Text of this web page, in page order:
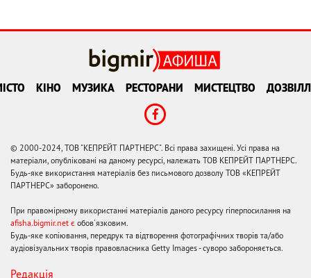
КІНО МУЗИКА РЕСТОРАНИ МИСТЕЦТВО
© 2000-2024, ТОВ "КЕПРЕЙТ ПАРТНЕРС". Всі права захищені. Усі права на
матеріали, опубліковані на даному ресурсі, належать ТОВ КЕПРЕЙТ ПАРТНЕРС.
Будь-яке використання матеріалів без письмового дозволу ТОВ «КЕПРЕЙТ
ПАРТНЕРС» заборонено.
При правомірному використанні матеріалів даного ресурсу гіперпосилання на
afisha.bigmir.net є обов'язковим.
Будь-яке копіювання, передрук та відтворення фотографічних творів та/або
аудіовізуальних творів правовласника Getty Images - суворо забороняється.
Редакція